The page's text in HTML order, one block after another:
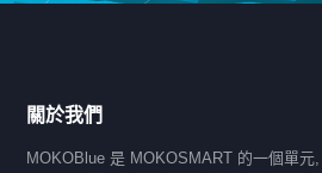
關於我們
MOKOBlue 是 MOKOSMART 的一個單元